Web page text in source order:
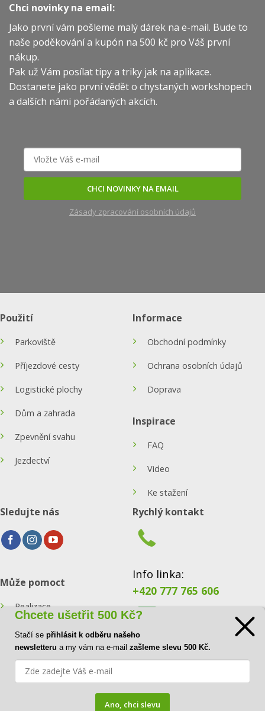
Chci novinky na email:
Jako první vám pošleme malý dárek na e-mail. Bude to
naše poděkování a kupón na 500 kč pro Váš první
nákup.
Pak už Vám posílat tipy a triky jak na aplikace.
Dostanete jako první vědět o chystaných workshopech
a dalších námi pořádaných akcích.
CHCI NOVINKY NA EMAIL
Zásady zpracování osobních údajů
Použití
Parkoviště
Příjezdové cesty
Logistické plochy
Dům a zahrada
Zpevnění svahu
Jezdectví
Informace
Obchodní podmínky
Ochrana osobních údajů
Doprava
Inspirace
FAQ
Video
Ke stažení
Sledujte nás
Může pomoct
Realizace
Konfigurátor
Kontakt
Rychlý kontakt
Info linka:
+420 777 765 606
E-mail:
Chcete ušetřit 500 Kč?
Stačí se přihlásit k odběru našeho
newsletteru a my vám na e-mail zašleme slevu 500 Kč.
Ano, chci slevu